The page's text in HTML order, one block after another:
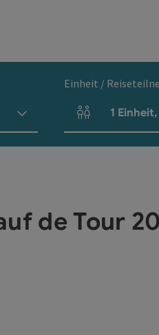
Einheit /
Einheitenanzahl
1 Einheit,
de Tour